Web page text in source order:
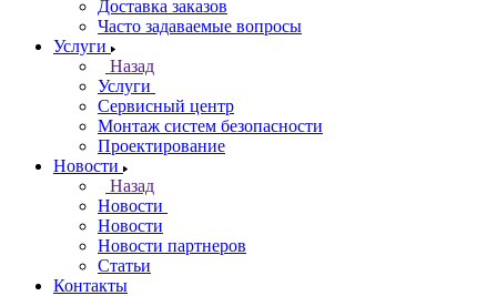
Доставка заказов
Часто задаваемые вопросы
Услуги
Назад
Услуги
Сервисный центр
Монтаж систем безопасности
Проектирование
Новости
Назад
Новости
Новости
Новости партнеров
Статьи
Контакты